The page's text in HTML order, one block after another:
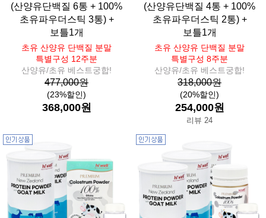
(산양유단백질 6통 + 100%
초유파우더스틱 3통) +
보틀1개
초유 산양유 단백질 분말
특별구성 12주분
산양유/초유 베스트궁합!
477,000원
(23%할인)
368,000원
(산양유단백질 4통 + 100%
초유파우더스틱 2통) +
보틀1개
초유 산양유 단백질 분말
특별구성 8주분
산양유/초유 베스트궁합!
318,000원
(20%할인)
254,000원
리뷰 24